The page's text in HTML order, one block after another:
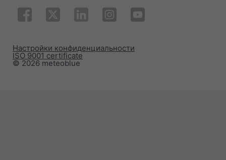
© 2026 meteoblue
ISO 9001 certificate
Настройки конфиденциальности